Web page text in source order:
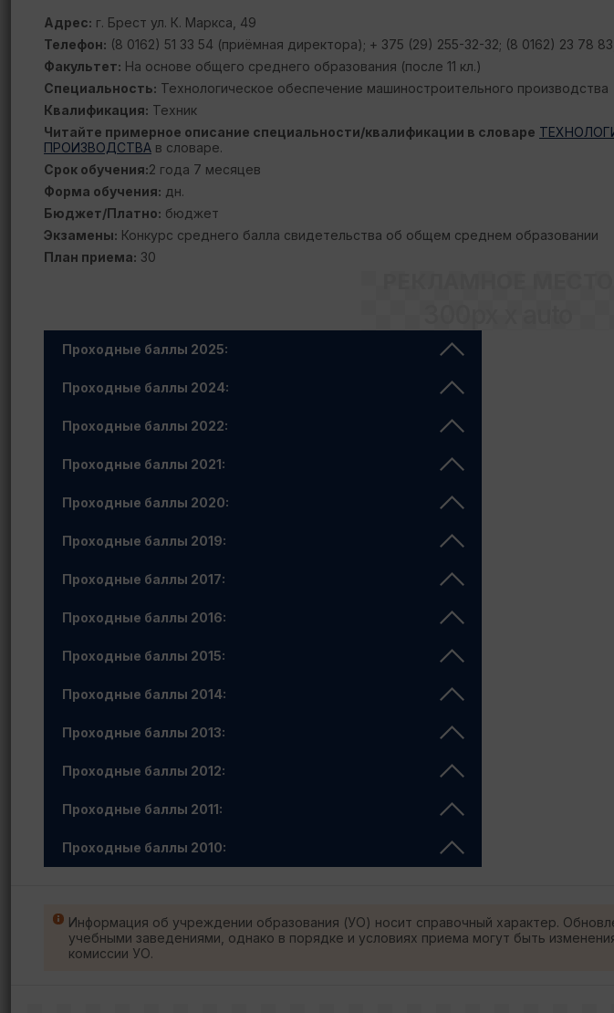
Адрес: г. Брест ул. К. Маркса, 49
Телефон: (8 0162) 51 33 54 (приёмная директора); + 375 (29) 255-32-32; (8 0162) 23 78
Факультет: На основе общего среднего образования (после 11 кл.)
Специальность: Технологическое обеспечение машиностроительного производства
Квалификация: Техник
Читайте примерное описание специальности/квалификации в словаре
ПРОИЗВОДСТВА в словаре.
Срок обучения:2 года 7 месяцев
Форма обучения: дн.
Бюджет/Платно: бюджет
Экзамены: Конкурс среднего балла свидетельства об общем среднем образовании
План приема: 30
Проходные баллы 2025:
Проходные баллы 2024:
Проходные баллы 2022:
Проходные баллы 2021:
Проходные баллы 2020:
Проходные баллы 2019:
Проходные баллы 2017:
Проходные баллы 2016:
Проходные баллы 2015:
Проходные баллы 2014:
Проходные баллы 2013:
Проходные баллы 2012:
Проходные баллы 2011:
Проходные баллы 2010:
Информация об учреждении образования (УО) носит справочный характер.
учебными заведениями, однако в порядке и условиях приема могут быть
комиссии УО.